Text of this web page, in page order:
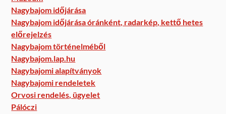
Nagybajom időjárása
Nagybajom időjárása óránként, radarkép, kettő hetes
előrejelzés
Nagybajom történelméből
Nagybajom.lap.hu
Nagybajomi alapítványok
Nagybajomi rendeletek
Orvosi rendelés, ügyelet
Pálóczi